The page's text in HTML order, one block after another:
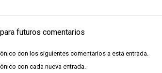
futuros comentarios
con los siguientes comentarios a esta entrada.
con cada nueva entrada.